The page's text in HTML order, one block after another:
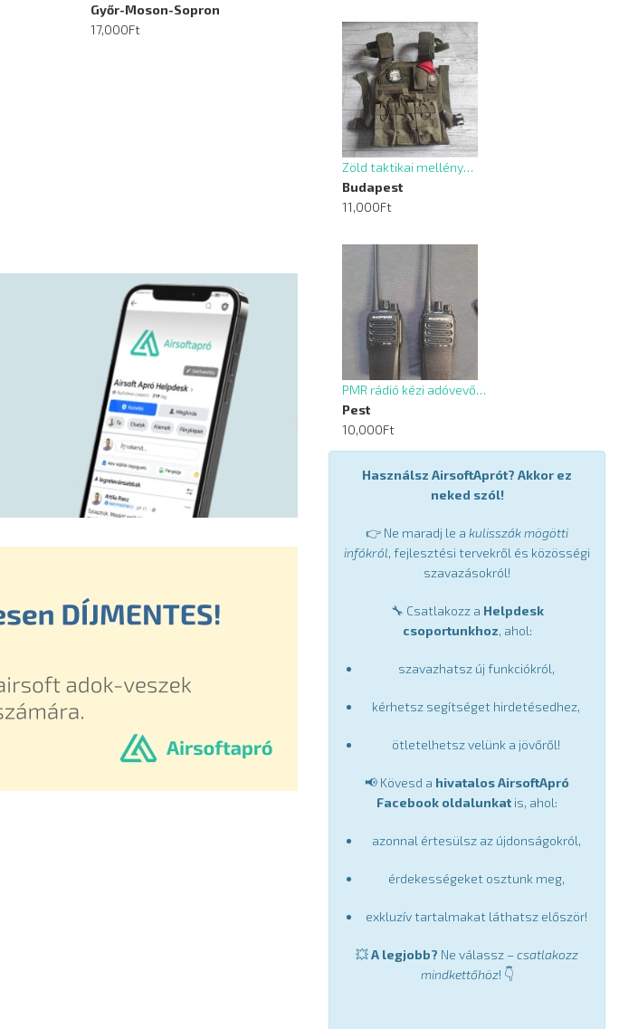
Győr-Moson-Sopron
17,000Ft
Zöld taktikai mellény…
Budapest
11,000Ft
PMR rádió kézi adóvevő…
Pest
10,000Ft
Használsz AirsoftAprót? Akkor ez
neked szól!
👉 Ne maradj le a kulisszák mögötti
infókról, fejlesztési tervekről és közösségi
szavazásokról!
🔧 Csatlakozz a Helpdesk
csoportunkhoz, ahol:
szavazhatsz új funkciókról,
kérhetsz segítséget hirdetésedhez,
ötletelhetsz velünk a jövőről!
📢 Kövesd a hivatalos AirsoftApró
Facebook oldalunkat is, ahol:
azonnal értesülsz az újdonságokról,
érdekességeket osztunk meg,
exkluzív tartalmakat láthatsz először!
💥A legjobb? Ne válassz –csatlakozz
mindkettőhöz! 👇